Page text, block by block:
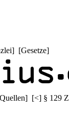
] [Gesetze]
] [<] § 129